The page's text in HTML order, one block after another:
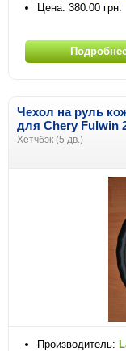
Цена: 380.00 грн.
Чехол на руль
для CheryFulwin
Хетчбэк (5 дв.)
Производитель: